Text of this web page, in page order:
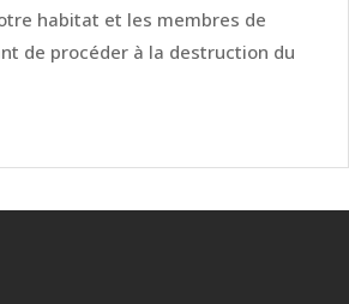
habitat et les membres de
de procéder à la destruction du